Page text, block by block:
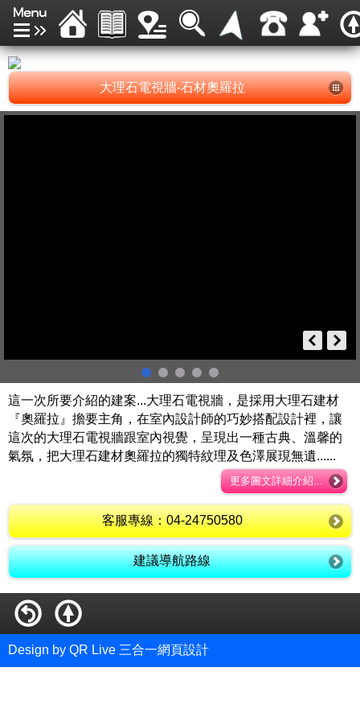
大理石電視牆-石材奧羅拉
這一次所要介紹的建案...大理石電視牆，是採用大理石建材
『奧羅拉』擔要主角，在室內設計師的巧妙搭配設計裡，讓
這次的大理石電視牆跟室內視覺，呈現出一種古典、溫馨的
氣氛，把大理石建材奧羅拉的獨特紋理及色澤展現無遺......
更多圖文詳細介紹...
客服專線：04-24750580
建議導航路線
Design by QR Live 三合一網頁設計